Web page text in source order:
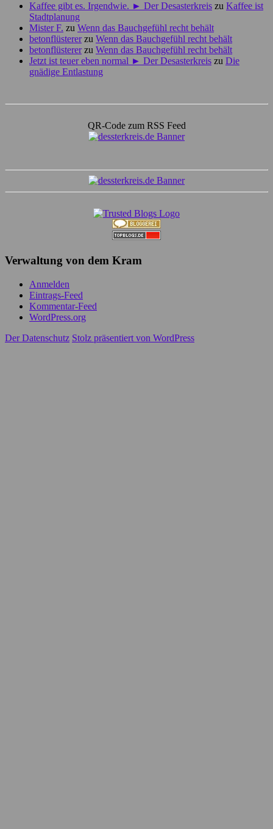
Kaffee gibt es. Irgendwie. ► Der Desasterkreis zu Kaffee ist
Stadtplanung
Mister F. zu Wenn das Bauchgefühl recht behält
betonflüstererzu Wenn das Bauchgefühl recht behält
betonflüstererzu Wenn das Bauchgefühl recht behält
Jetzt ist teuer eben normal ► Der Desasterkreis zu Die
gnädige Entlastung
QR-Code zum RSS Feed
Verwaltung von dem Kram
Anmelden
Eintrags-Feed
Kommentar-Feed
WordPress.org
Der Datenschutz Stolz präsentiert von WordPress